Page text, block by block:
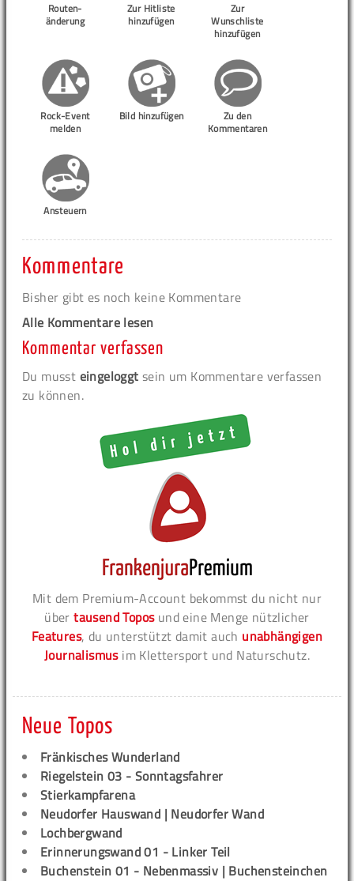
Routen-
änderung
Zur Hitliste
hinzufügen
Zur
Wunschliste
hinzufügen
Rock-Event
melden
Bild hinzufügen
Zu den
Kommentaren
Ansteuern
Kommentare
Bisher gibt es noch keine Kommentare
Alle Kommentare lesen
Kommentar verfassen
Du musst eingeloggt sein um Kommentare verfassen
zu können.
Mit dem Premium-Account bekommst du nicht nur
übertausend Toposund eine Menge nützlicher
Features, du unterstützt damit auch unabhängigen
Journalismusim Klettersport und Naturschutz.
Neue Topos
Fränkisches Wunderland
Riegelstein 03 - Sonntagsfahrer
Stierkampfarena
Neudorfer Hauswand | Neudorfer Wand
Lochbergwand
Erinnerungswand 01 - Linker Teil
Buchenstein 01 - Nebenmassiv | Buchensteinchen